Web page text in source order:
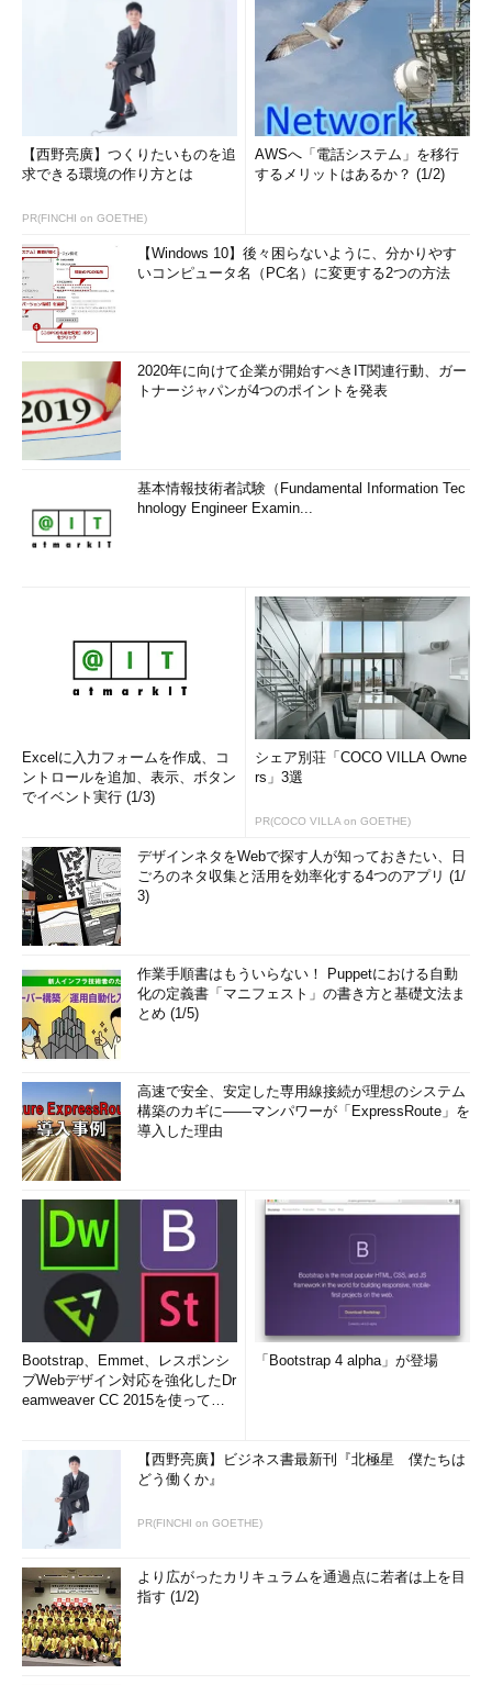
【西野亮廣】つくりたいものを追
求できる環境の作り方とは
PR(FINCHI on GOETHE)
AWSへ「電話システム」を移行
するメリットはあるか？ (1/2)
【Windows 10】後々困らないように、分かりやす
いコンピュータ名（PC名）に変更する2つの方法
2020年に向けて企業が開始すべきIT関連行動、ガー
トナージャパンが4つのポイントを発表
基本情報技術者試験（Fundamental Information Tec
hnology Engineer Examin...
Excelに入力フォームを作成、コ
ントロールを追加、表示、ボタン
でイベント実行 (1/3)
シェア別荘「COCO VILLA Owne
rs」3選
PR(COCO VILLA on GOETHE)
デザインネタをWebで探す人が知っておきたい、日
ごろのネタ収集と活用を効率化する4つのアプリ (1/
3)
作業手順書はもういらない！ Puppetにおける自動
化の定義書「マニフェスト」の書き方と基礎文法ま
とめ (1/5)
高速で安全、安定した専用線接続が理想のシステム
構築のカギに――マンパワーが「ExpressRoute」を
導入した理由
Bootstrap、Emmet、レスポンシ
ブWebデザイン対応を強化したDr
eamweaver CC 2015を使って
「Bootstrap 4 alpha」が登場
【西野亮廣】ビジネス書最新刊『北極星 僕たちは
どう働くか』
PR(FINCHI on GOETHE)
より広がったカリキュラムを通過点に若者は上を目
指す (1/2)